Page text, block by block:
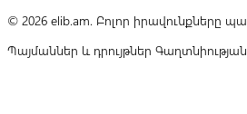
© 2026 elib.am. Բոլոր իրավունքները
Պայմաններ և դրույթներ